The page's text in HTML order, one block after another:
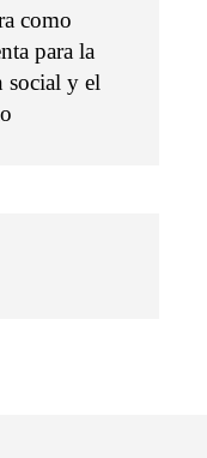
como
para la
social y el